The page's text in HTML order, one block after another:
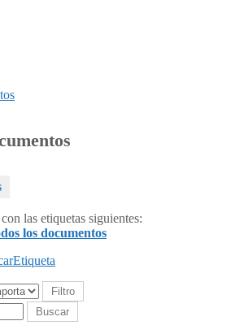
las etiquetas siguientes:
los documentos
Etiqueta